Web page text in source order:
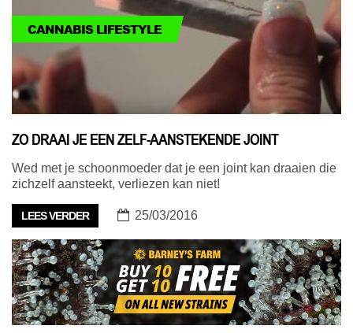
CANNABIS LIFESTYLE
ZO DRAAI JE EEN ZELF-AANSTEKENDE JOINT
Wed met je schoonmoeder dat je een joint kan draaien die
zichzelf aansteekt, verliezen kan niet!
LEES VERDER 25/03/2016